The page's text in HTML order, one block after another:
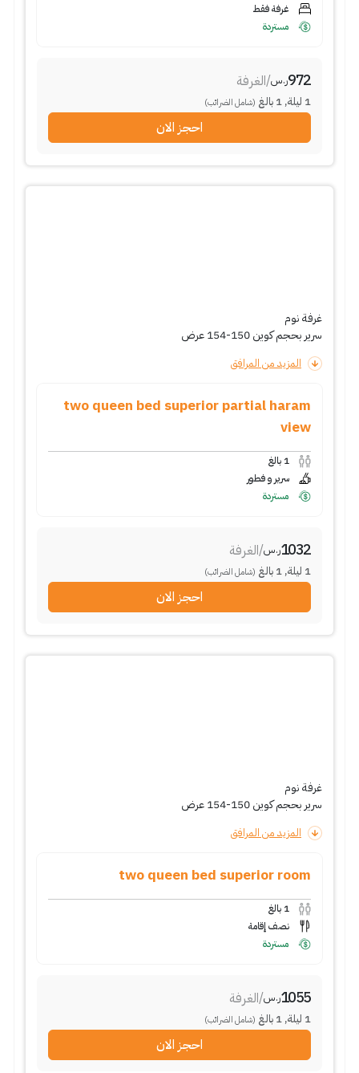
غرفة فقط
مستردة
972ر.س/الغرفة
1 ليلة,
1 بالغ (شامل الضرائب)
احجز الان
غرفة نوم
سرير بحجم كوين 150-154 عرض
المزيد من المرافق
two queen bed superior partial haram
view
1 بالغ
سرير و فطور
مستردة
1032ر.س/الغرفة
1 ليلة,
1 بالغ (شامل الضرائب)
احجز الان
غرفة نوم
سرير بحجم كوين 150-154 عرض
المزيد من المرافق
two queen bed superior room
1 بالغ
نصف إقامة
مستردة
1055ر.س/الغرفة
1 ليلة,
1 بالغ (شامل الضرائب)
احجز الان